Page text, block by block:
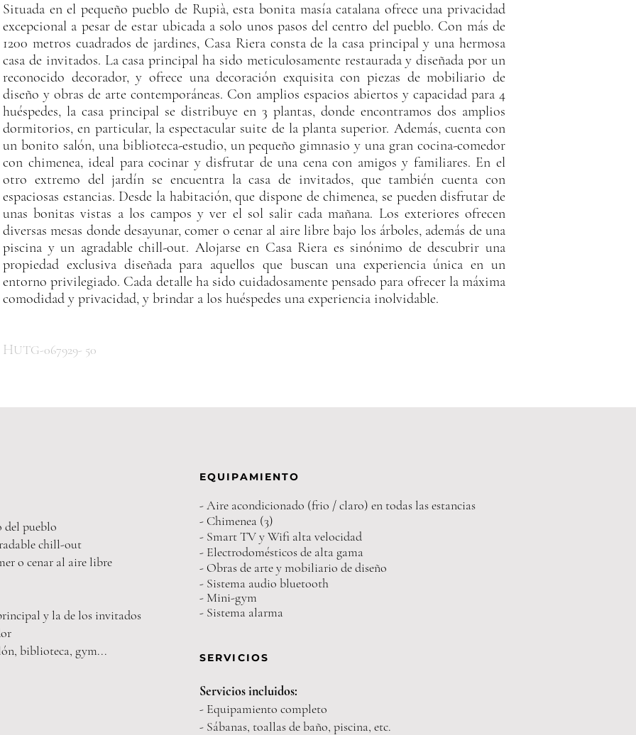
Situada en el pequeño pueblo de Rupià, esta bonita masía catalana ofrece una privacidad
excepcional a pesar de estar ubicada a solo unos pasos del centro del pueblo. Con más de
1200 metros cuadrados de jardines, Casa Riera consta de la casa principal y una hermosa
casa de invitados. La casa principal ha sido meticulosamente restaurada y diseñada por un
reconocido decorador, y ofrece una decoración exquisita con piezas de mobiliario de
diseño y obras de arte contemporáneas. Con amplios espacios abiertos y capacidad para 4
huéspedes, la casa principal se distribuye en 3 plantas, donde encontramos dos amplios
dormitorios, en particular, la espectacular suite de la planta superior. Además, cuenta con
un bonito salón, una biblioteca-estudio, un pequeño gimnasio y una gran cocina-comedor
con chimenea, ideal para cocinar y disfrutar de una cena con amigos y familiares. En el
otro extremo del jardín se encuentra la casa de invitados, que también cuenta con
espaciosas estancias. Desde la habitación, que dispone de chimenea, se pueden disfrutar de
unas bonitas vistas a los campos y ver el sol salir cada mañana. Los exteriores ofrecen
diversas mesas donde desayunar, comer o cenar al aire libre bajo los árboles, además de una
piscina y un agradable chill-out. Alojarse en Casa Riera es sinónimo de descubrir una
propiedad exclusiva diseñada para aquellos que buscan una experiencia única en un
entorno privilegiado. Cada detalle ha sido cuidadosamente pensado para ofrecer la máxima
comodidad y privacidad, y brindar a los huéspedes una experiencia inolvidable.
HUTG-067929- 50
del pueblo
chill-out
o cenar al aire libre
y la de los invitados
biblioteca, gym...
EQUIPAMIENTO
- Aire acondicionado (frio / claro) en todas las estancias
- Chimenea (3)
- Smart TV y Wifi alta velocidad
- Electrodomésticos de alta gama
- Obras de arte y mobiliario de diseño
- Sistema audio bluetooth
- Mini-gym
- Sistema alarma
SERVICIOS
Servicios incluidos:
- Equipamiento completo
- Sábanas, toallas de baño, piscina, etc.